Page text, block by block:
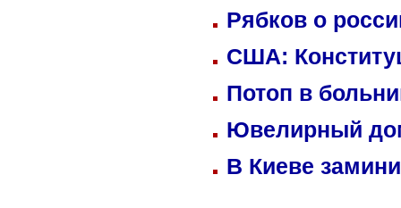
Рябков о
США:
Потоп в
Ювелирный
В Киеве